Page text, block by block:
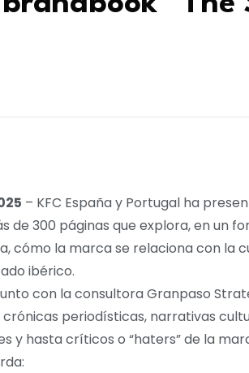
– KFC España y Portugal ha
de 300 páginas que explora, en un
cómo la marca se relaciona con la
ibérico.
con la consultora Granpaso
periodísticas, narrativas
y hasta críticos o “haters” de la